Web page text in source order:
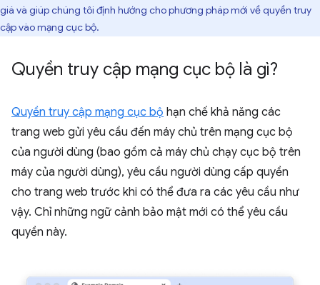
giá và giúp chúng tôi định hướng cho phương pháp mới về quyền truy
cập vào mạng cục bộ.
Quyền truy cập mạng cục bộ là gì?
Quyền truy cập mạng cục bộ hạn chế khả năng các
trang web gửi yêu cầu đến máy chủ trên mạng cục bộ
của người dùng (bao gồm cả máy chủ chạy cục bộ trên
máy của người dùng), yêu cầu người dùng cấp quyền
cho trang web trước khi có thể đưa ra các yêu cầu như
vậy. Chỉ những ngữ cảnh bảo mật mới có thể yêu cầu
quyền này.